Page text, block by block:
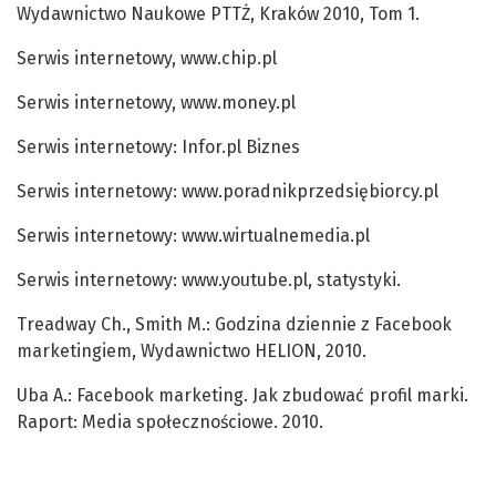
Wydawnictwo Naukowe PTTŻ, Kraków 2010, Tom 1.
Serwis internetowy, www.chip.pl
Serwis internetowy, www.money.pl
Serwis internetowy: Infor.pl Biznes
Serwis internetowy: www.poradnikprzedsiębiorcy.pl
Serwis internetowy: www.wirtualnemedia.pl
Serwis internetowy: www.youtube.pl, statystyki.
Treadway Ch., Smith M.: Godzina dziennie z Facebook
marketingiem, Wydawnictwo HELION, 2010.
Uba A.: Facebook marketing. Jak zbudować profil marki.
Raport: Media społecznościowe. 2010.